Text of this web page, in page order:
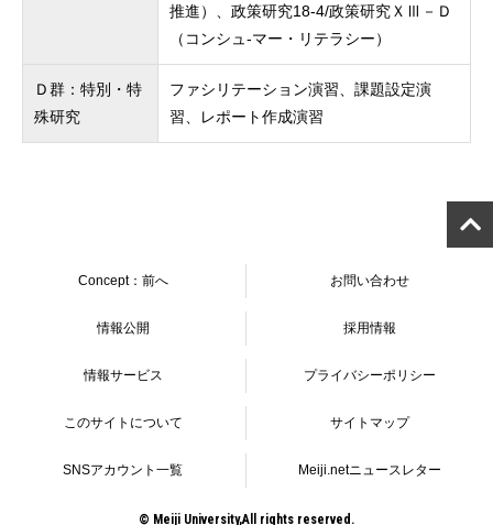
推進）、政策研究18-4/政策研究ＸⅢ－Ｄ
（コンシュ-マー・リテラシー）
Ｄ群：特別・特
殊研究
ファシリテーション演習、課題設定演
習、レポート作成演習
Concept：前へ お問い合わせ
情報公開 採用情報
情報サービス プライバシーポリシー
このサイトについて サイトマップ
SNSアカウント一覧 Meiji.netニュースレター
© Meiji University,All rights reserved.